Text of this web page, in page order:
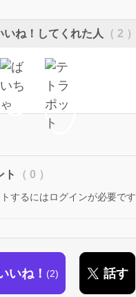
いね！してくれた人 （ 2 ）
ト （ 0 ）
するにはログインが必要です
いね！ 2 話す